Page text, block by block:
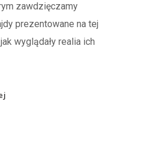
zawdzięczamy
prezentowane na tej
wyglądały realia ich